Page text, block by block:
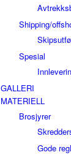
Shipping/
Spesial
GALLERI
MATERIELL
Brosjyrer
Gode